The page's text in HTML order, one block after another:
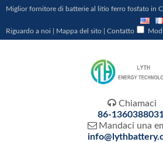
Miglior fornitore di batterie al litio ferro fosfato in
Riguardo a noi Mappa del sito Contatto
 Chiamaci
86-
 Mandaci una